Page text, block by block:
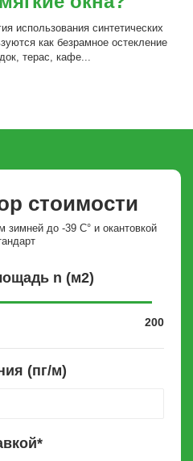
использования синтетических
как безрамное остекление
терас, кафе...
стоимости
зимней до -39 С° и окантовкой
n (м2)
200
(пг/м)